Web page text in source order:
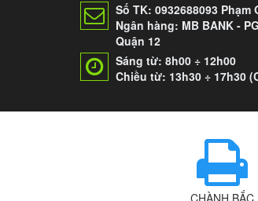
Số TK: 0932688093 Phạm
Ngân hàng: MB BANK -
Quận 12
Sáng từ: 8h00 ÷ 12h00
Chiều từ: 13h30 ÷ 17h30
CHÀNH BẮC